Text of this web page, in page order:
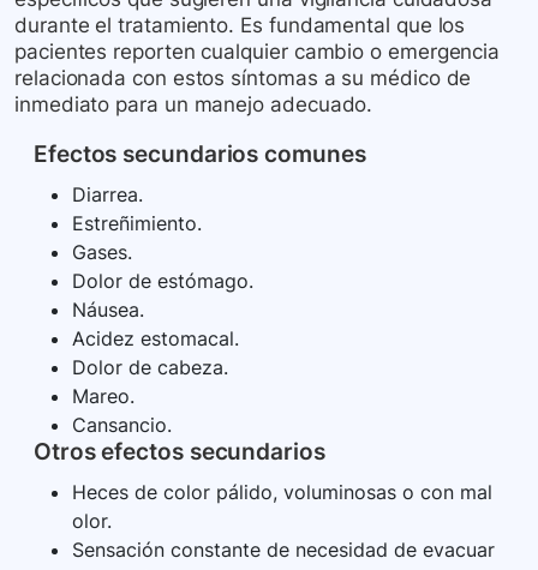
durante el tratamiento. Es fundamental que los
pacientes reporten cualquier cambio o emergencia
relacionada con estos síntomas a su médico de
inmediato para un manejo adecuado.
Efectos secundarios comunes
Diarrea.
Estreñimiento.
Gases.
Dolor de estómago.
Náusea.
Acidez estomacal.
Dolor de cabeza.
Mareo.
Cansancio.
Otros efectos secundarios
Heces de color pálido, voluminosas o con mal
olor.
Sensación constante de necesidad de evacuar